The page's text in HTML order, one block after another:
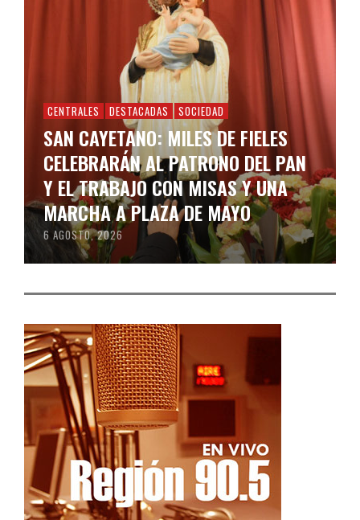
CENTRALES DESTACADAS SOCIEDAD
SAN CAYETANO: MILES DE FIELES
CELEBRARÁN AL PATRONO DEL PAN
Y EL TRABAJO CON MISAS Y UNA
MARCHA A PLAZA DE MAYO
6 AGOSTO, 2026